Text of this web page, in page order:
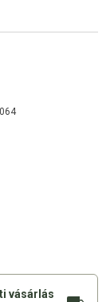
vásárlás